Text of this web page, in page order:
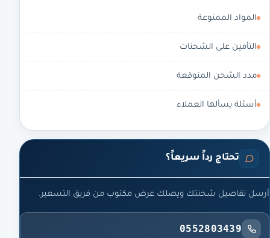
المواد الممنوعة
التأمين على الشحنات
مدد الشحن المتوقعة
أسئلة يسألها العملاء
تحتاج رداً سريعاً؟
أرسل تفاصيل شحنتك ويصلك عرض مكتوب من فريق التسعير.
0552803439